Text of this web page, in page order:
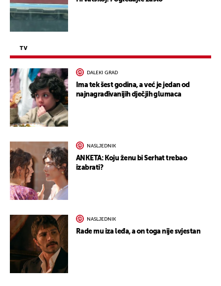
TV
DALEKI GRAD
Ima tek šest godina, a već je jedan od
najnagrađivanijih dječjih glumaca
NASLJEDNIK
ANKETA: Koju ženu bi Serhat trebao
izabrati?
NASLJEDNIK
Rade mu iza leđa, a on toga nije svjestan